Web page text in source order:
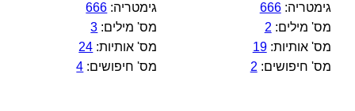
גימטריה:666
מס' מילים: 2
מס' אותיות:19
מס' חיפושים: 2
גימטריה: 666
מס' מילים: 3
מס' אותיות: 24
מס' חיפושים: 4